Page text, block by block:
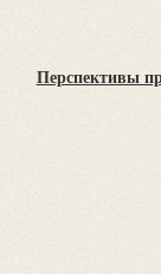
Перспективы